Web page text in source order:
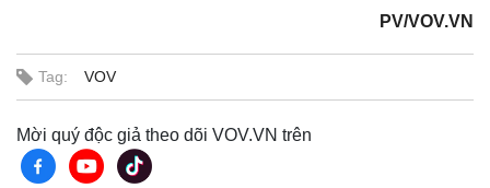
PV/VOV.VN
Tag: VOV
Mời quý độc giả theo dõi VOV.VN trên